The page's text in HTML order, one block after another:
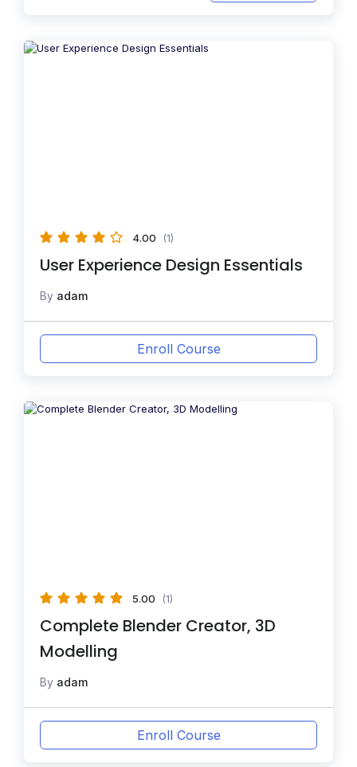
4.00 (1)
User Experience Design Essentials
By adam
Enroll Course
5.00 (1)
Complete Blender Creator, 3D
Modelling
By adam
Enroll Course